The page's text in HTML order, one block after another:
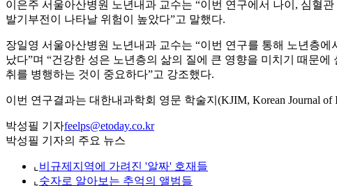
이은주 서울아산병원 노년내과 교수는 “이번 연구에서 나이, 심혈
발기부전이 나타날 위험이 높았다”고 말했다.
장일영 서울아산병원 노년내과 교수는 “이번 연구를 통해 노년층
났다”며 “건강한 성은 노년층의 삶의 질에 큰 영향을 미치기 때문
취를 병행하는 것이 중요하다”고 강조했다.
이번 연구결과는 대한내과학회 영문 학술지(KJIM, Korean Journal of
박성필 기자feelps@etoday.co.kr
박성필 기자의 주요 뉴스
⌞ 비규제지역에 가려진 '알짜' 호재들
⌞ 숫자로 알아보는 추억의 앨범들